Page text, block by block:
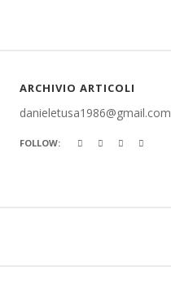
ARCHIVIO ARTICOLI
danieletusa1986@gmail.com
FOLLOW: